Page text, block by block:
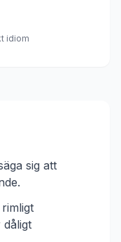
idiom
sig att